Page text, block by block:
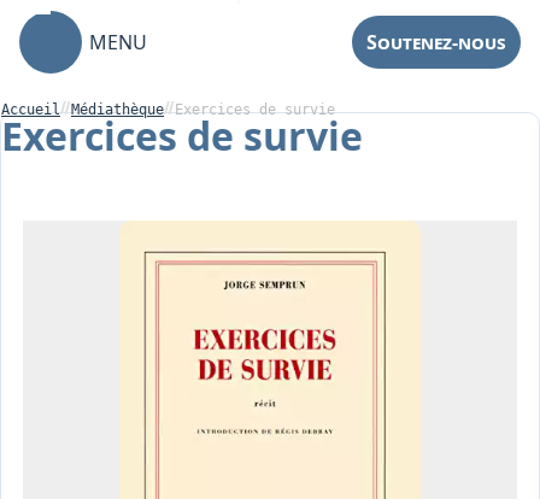
MENU Soutenez-nous
Centre de Soin
Accueil Médiathèque Exercices de survie
Exercices de survie